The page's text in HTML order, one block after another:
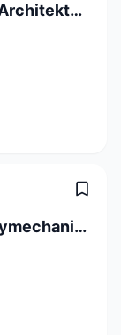
Zeichner/in Fachrichtung Architektur EFZ 100%
Produktions- und oder Polymechaniker 100% (m/w/d)